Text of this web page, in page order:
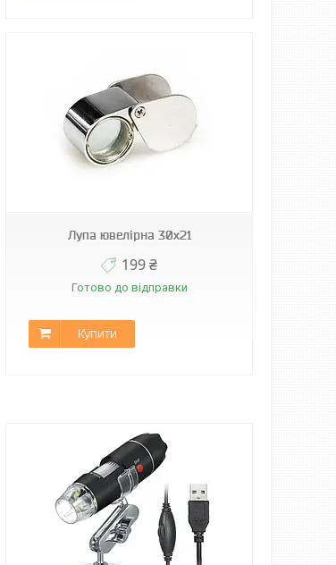
Лупа ювелірна 30х21
199 ₴
Готово до відправки
Купити